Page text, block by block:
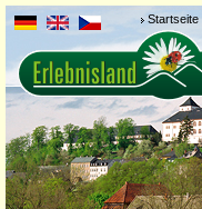
Startseite